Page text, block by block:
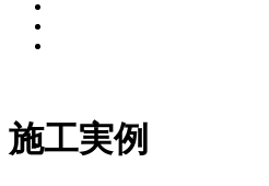
施工実例